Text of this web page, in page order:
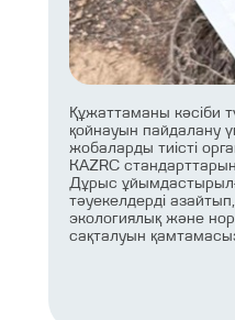
Құжаттаманы кәсіби
қойнауын пайдалану
жобаларды тиісті
KAZRC
Дұрыс
тәуекелдерді
экологиялық және
сақталуын